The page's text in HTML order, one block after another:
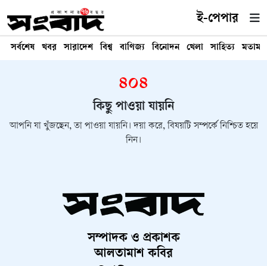
ই-পেপার
সর্বশেষ খবর সারাদেশ বিশ্ব বাণিজ্য বিনোদন খেলা সাহিত্য মতামত
৪০৪
কিছু পাওয়া যায়নি
আপনি যা খুঁজছেন, তা পাওয়া যায়নি। দয়া করে, বিষয়টি সম্পর্কে নিশ্চিত হয়ে
নিন।
সম্পাদক ও প্রকাশক
আলতামাশ কবির